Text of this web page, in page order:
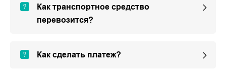
Как транспортное средство
перевозится?
Как сделать платеж?